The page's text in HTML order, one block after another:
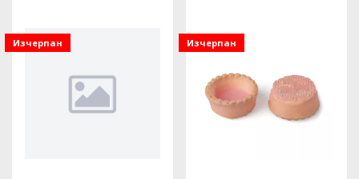
Изчерпан Изчерпан